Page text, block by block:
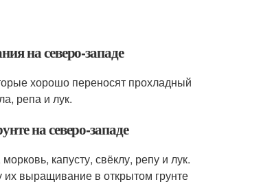
на северо-западе
хорошо переносят прохладный
репа и лук.
на северо-западе
капусту, свёклу, репу и лук.
выращивание в открытом грунте